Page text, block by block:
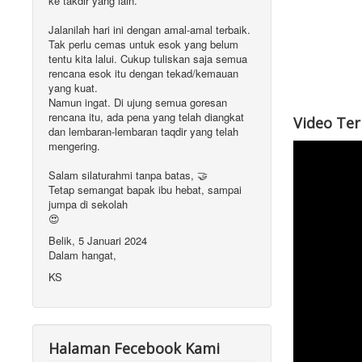
Jalanilah hari ini dengan amal-amal terbaik.
Tak perlu cemas untuk esok yang belum
tentu kita lalui. Cukup tuliskan saja semua
rencana esok itu dengan tekad/kemauan
yang kuat.
Namun ingat. Di ujung semua goresan
rencana itu, ada pena yang telah diangkat
dan lembaran-lembaran taqdir yang telah
mengering.
Salam silaturahmi tanpa batas, 🤝
Tetap semangat bapak ibu hebat, sampai
jumpa di sekolah
😍
Belik, 5 Januari 2024
Dalam hangat,
KS
Halaman Fecebook Kami
Video